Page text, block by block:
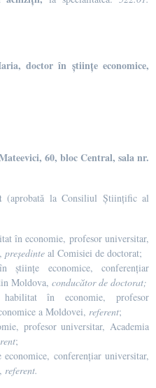
doctor în științe economice,
60, bloc Central, sala nr.
(aprobată la Consiliul Științific al
în economie, profesor universitar,
președinte al Comisiei de doctorat;
științe economice, conferențiar
Moldova, conducător de doctorat;
în economie, profesor
a Moldovei, referent;
profesor universitar, Academia
;
conferențiar universitar,
referent.